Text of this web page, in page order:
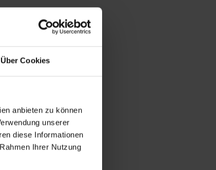
Über Cookies
anbieten zu können
unserer
diese Informationen
Ihrer Nutzung